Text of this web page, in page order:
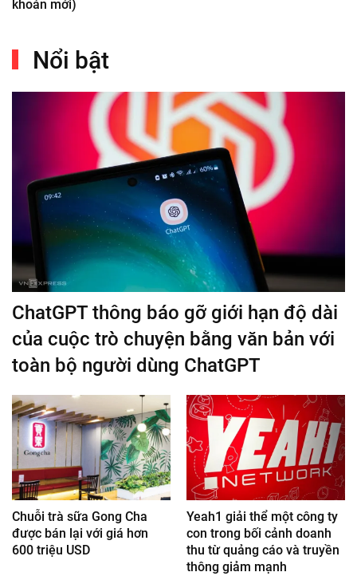
khoản mới)
Nổi bật
ChatGPT thông báo gỡ giới hạn độ dài
của cuộc trò chuyện bằng văn bản với
toàn bộ người dùng ChatGPT
Chuỗi trà sữa Gong Cha
được bán lại với giá hơn
600 triệu USD
Yeah1 giải thể một công ty
con trong bối cảnh doanh
thu từ quảng cáo và truyền
thông giảm mạnh